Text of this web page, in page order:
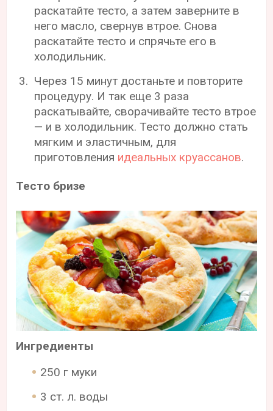
раскатайте тесто, а затем заверните в
него масло, свернув втрое. Снова
раскатайте тесто и спрячьте его в
холодильник.
Через 15 минут достаньте и повторите
процедуру. И так еще 3 раза
раскатывайте, сворачивайте тесто втрое
— и в холодильник. Тесто должно стать
мягким и эластичным, для
приготовления идеальных круассанов.
Тесто бризе
Ингредиенты
250 г муки
3 ст. л. воды